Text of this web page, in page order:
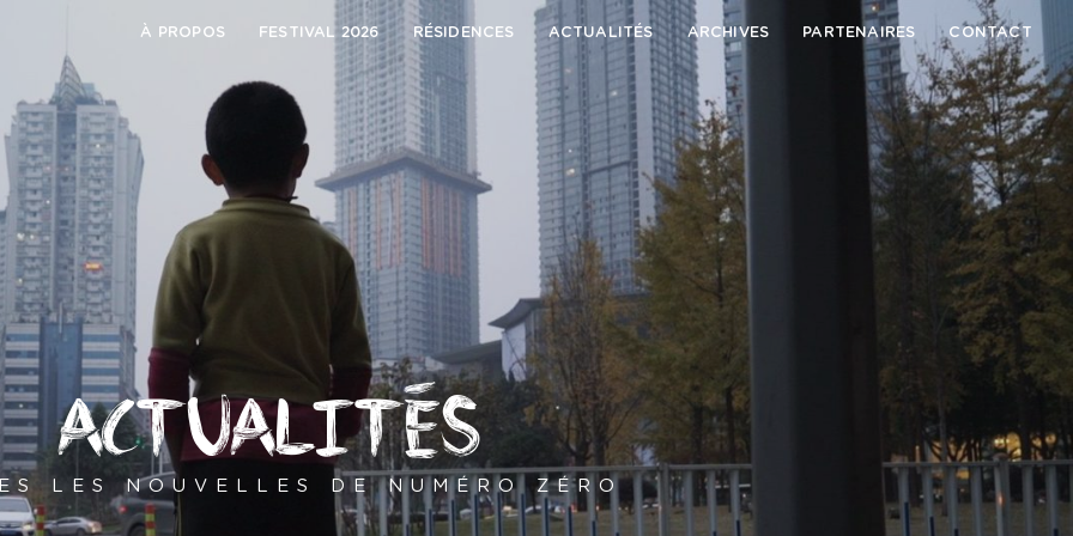
À PROPOS FESTIVAL 2026 RÉSIDENCES ACTUALITÉS ARCHIVES PARTENAIRES CONTACT
ACTUALITÉS
LES NOUVELLES DE NUMÉRO ZÉRO